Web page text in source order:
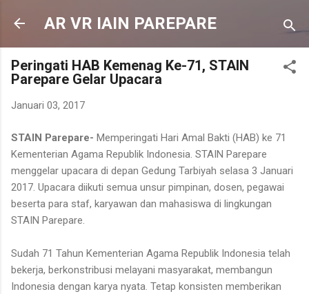
Langsung ke konten utama
AR VR IAIN PAREPARE
Peringati HAB Kemenag Ke-71, STAIN
Parepare Gelar Upacara
Januari 03, 2017
STAIN Parepare- Memperingati Hari Amal Bakti (HAB) ke 71
Kementerian Agama Republik Indonesia. STAIN Parepare
menggelar upacara di depan Gedung Tarbiyah selasa 3 Januari
2017. Upacara diikuti semua unsur pimpinan, dosen, pegawai
beserta para staf, karyawan dan mahasiswa di lingkungan
STAIN Parepare.
Sudah 71 Tahun Kementerian Agama Republik Indonesia telah
bekerja, berkonstribusi melayani masyarakat, membangun
Indonesia dengan karya nyata. Tetap konsisten memberikan